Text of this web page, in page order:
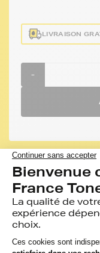
LIVRAISON
-
C13T35944010
L’utilisation de
garantie fabricant de
CEE du Conseil du 5